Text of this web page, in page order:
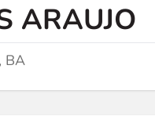
ARAUJO
BA